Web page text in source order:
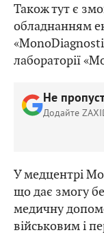
Також тут є
обладнанням
лабораторії
Не
Додайте
У медцентрі
що дає змогу
медичну
військовим і